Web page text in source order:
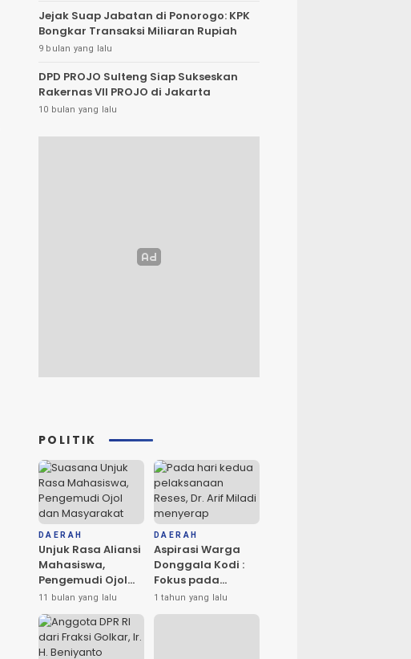
Jejak Suap Jabatan di Ponorogo: KPK
Bongkar Transaksi Miliaran Rupiah
9 bulan yang lalu
DPD PROJO Sulteng Siap Sukseskan
Rakernas VII PROJO di Jakarta
10 bulan yang lalu
POLITIK
DAERAH
Unjuk Rasa Aliansi
Mahasiswa,
Pengemudi Ojol
dan Masyarakat
Kota Palu
Berlangsung
Damai
11 bulan yang lalu
DAERAH
Aspirasi Warga
Donggala Kodi :
Fokus pada
Penerangan dan
Drainase
1 tahun yang lalu